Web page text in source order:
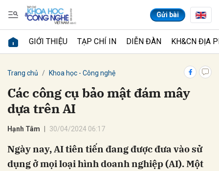
Gửi bài
GIỚI THIỆU TẠP CHÍ IN DIỄN ĐÀN KH&CN ĐỊA
Trang chủ Khoa học - Công nghệ
Các công cụ bảo mật đám mây
dựa trên AI
Hạnh Tâm 30/04/2024 06:17
Ngày nay, AI tiên tiến đang được đưa vào sử
dụng ở mọi loại hình doanh nghiệp (AI). Một
Gửi bình luận
Hủy Gửi